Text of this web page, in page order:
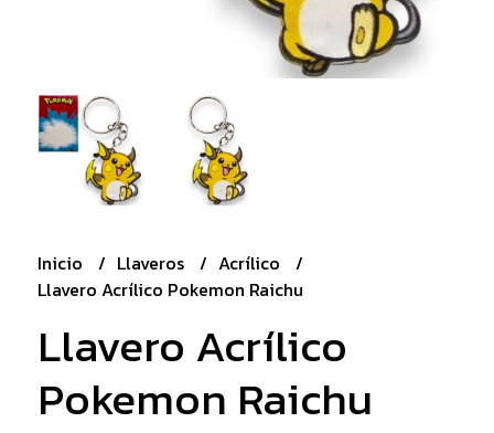
Inicio Llaveros
Acrílico
Llavero Acrílico Pokemon Raichu
Llavero Acrílico
Pokemon Raichu